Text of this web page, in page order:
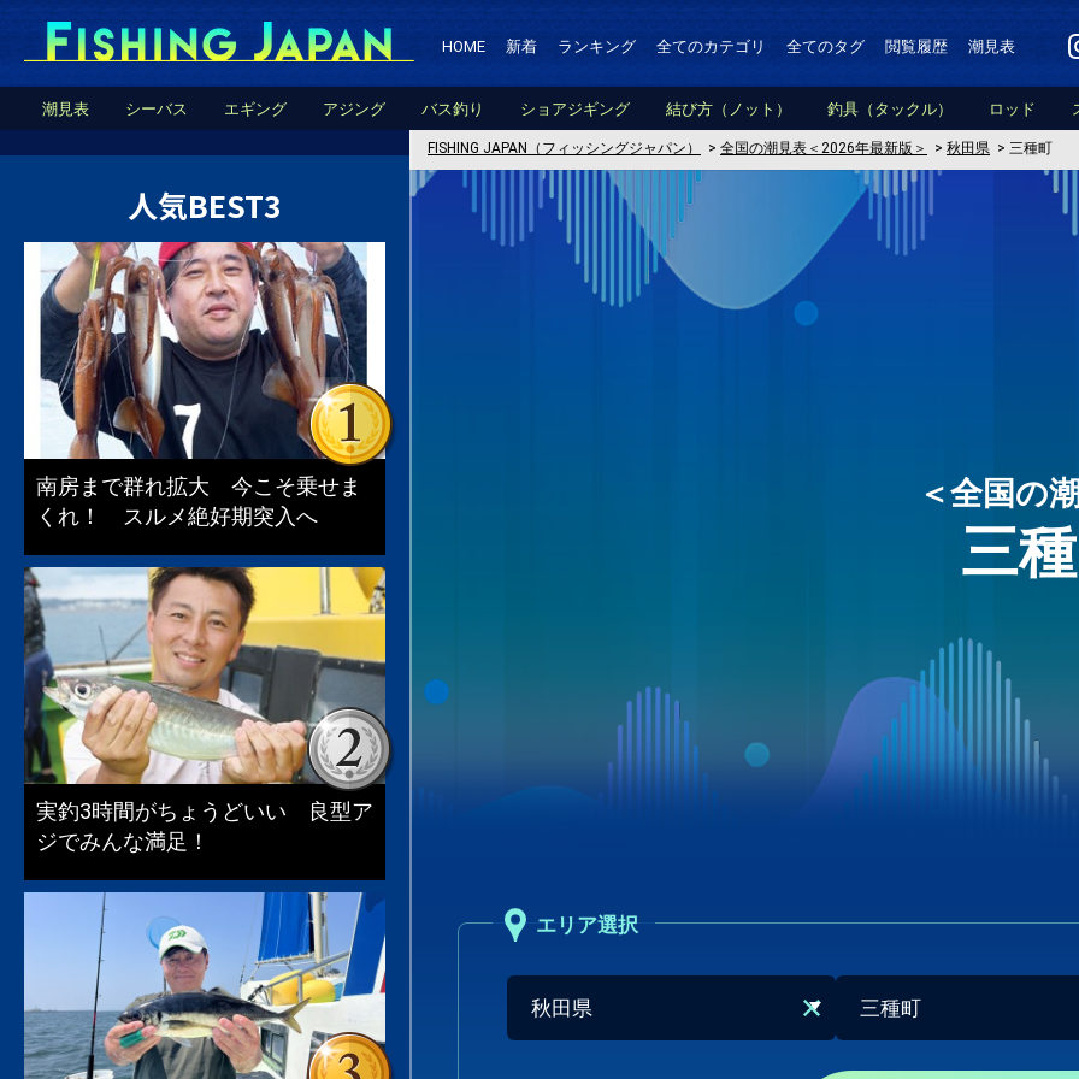
HOME 新着 ランキング 全てのカテゴリ 全てのタグ 閲覧履歴 潮見表
潮見表 シーバス エギング アジング バス釣り ショアジギング 結び方（ノット） 釣具（タックル） ロッド
FISHING JAPAN（フィッシングジャパン） > 全国の潮見表＜2026年最新版＞ > 秋田県 > 三種町
＜全国の
三
エリア選択
人気BEST3
南房まで群れ拡大 今こそ乗せま
くれ！ スルメ絶好期突入へ
実釣3時間がちょうどいい 良型ア
ジでみんな満足！